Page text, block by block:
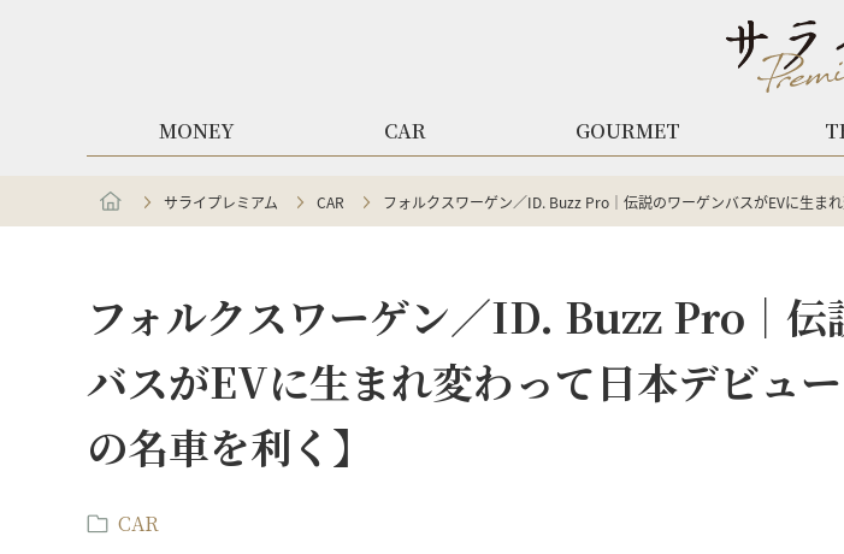
MONEY CAR GOURMET
サライプレミアム CAR フォルクスワーゲン／ID. Buzz Pro｜伝説のワーゲンバスがEVに生ま
フォルクスワーゲン／ID. Buzz Pro｜伝
バスがEVに生まれ変わって日本デビュ
の名車を利く】
CAR